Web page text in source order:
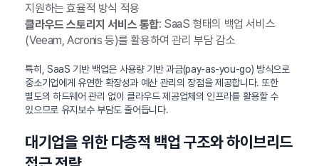
지원하는 효율적 방식 적용
클라우드 스토리지 서비스 통합: SaaS 형태의 백업 서비스
(Veeam, Acronis 등)를 활용하여 관리 부담 감소
특히, SaaS 기반 백업은 사용량 기반 과금(pay-as-you-go) 방식으로
중소기업에게 유연한 확장성과 예산 관리의 장점을 제공합니다. 또한
별도의 하드웨어 관리 없이 클라우드 제공업체의 인프라를 활용할 수
있으므로 유지보수 부담도 줄어듭니다.
대기업을 위한 다층적 백업 구조와 하이브리드